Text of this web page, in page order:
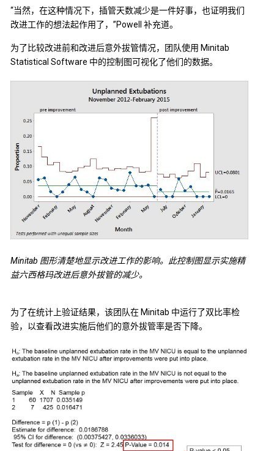
“当然，在这种情况下，插管天数减少是一件好事，也证明我们
改进工作的想法起作用了，”Powell 补充道。
为了比较改进前和改进后意外拔管情况，团队使用 Minitab
Statistical Software 中的控制图可视化了他们的数据。
Minitab 图形清楚地显示改进工作的影响。此控制图显示实施精
益六西格玛改进后意外拔管的减少。
为了在统计上验证结果，该团队在 Minitab 中运行了双比率检
验，以查看改进实施后他们的意外拔管率是否下降。